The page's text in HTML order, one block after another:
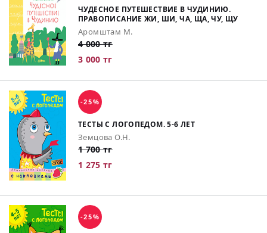
ЧУДЕСНОЕ ПУТЕШЕСТВИЕ В ЧУДИНИЮ.
ПРАВОПИСАНИЕ ЖИ, ШИ, ЧА, ЩА, ЧУ, ЩУ
Аромштам М.
4 000 тг
3 000 тг
-25%
ТЕСТЫ С ЛОГОПЕДОМ. 5-6 ЛЕТ
Земцова О.Н.
1 700 тг
1 275 тг
-25%